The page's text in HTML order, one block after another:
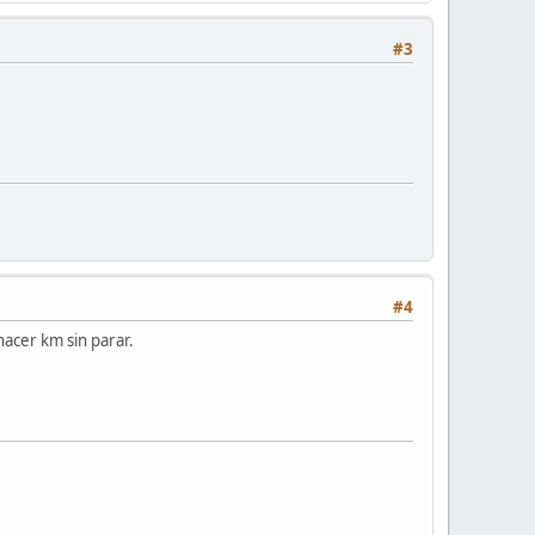
#3
#4
km sin parar.